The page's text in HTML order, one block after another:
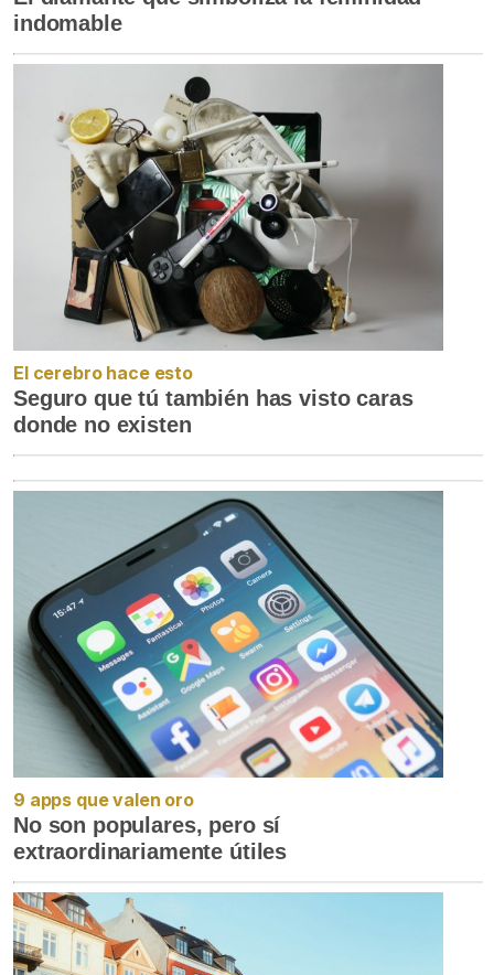
indomable
El cerebro hace esto
Seguro que tú también has visto caras
donde no existen
9 apps que valen oro
No son populares, pero sí
extraordinariamente útiles